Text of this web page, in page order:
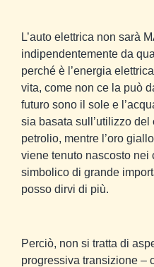
L’auto elettrica non sarà
indipendentemente da
perché è l’energia
vita, come non ce la può
futuro sono il sole e
sia basata sull’utilizzo del
petrolio, mentre l’oro
viene tenuto nascosto nei
simbolico di grande
posso dirvi di più.
Perciò, non si tratta di
progressiva transizione –